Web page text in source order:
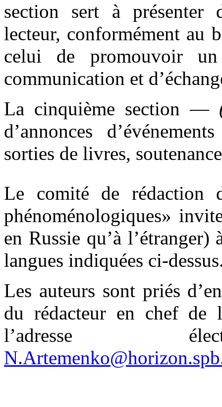
section sert à présenter
lecteur, conformément au
celui de promouvoir
communication et
La cinquième section —
d’annonces
sorties de livres,
Le comité de rédaction
phénoménologiques»
en Russie qu’à
langues indiquées ci-
Les auteurs sont priés
du rédacteur en chef de
l’adresse